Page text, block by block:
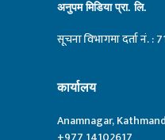
अनुपम मिडिया प्रा. लि.
सूचना विभागमा दर्ता नं. :
कार्यालय
Anamnagar,